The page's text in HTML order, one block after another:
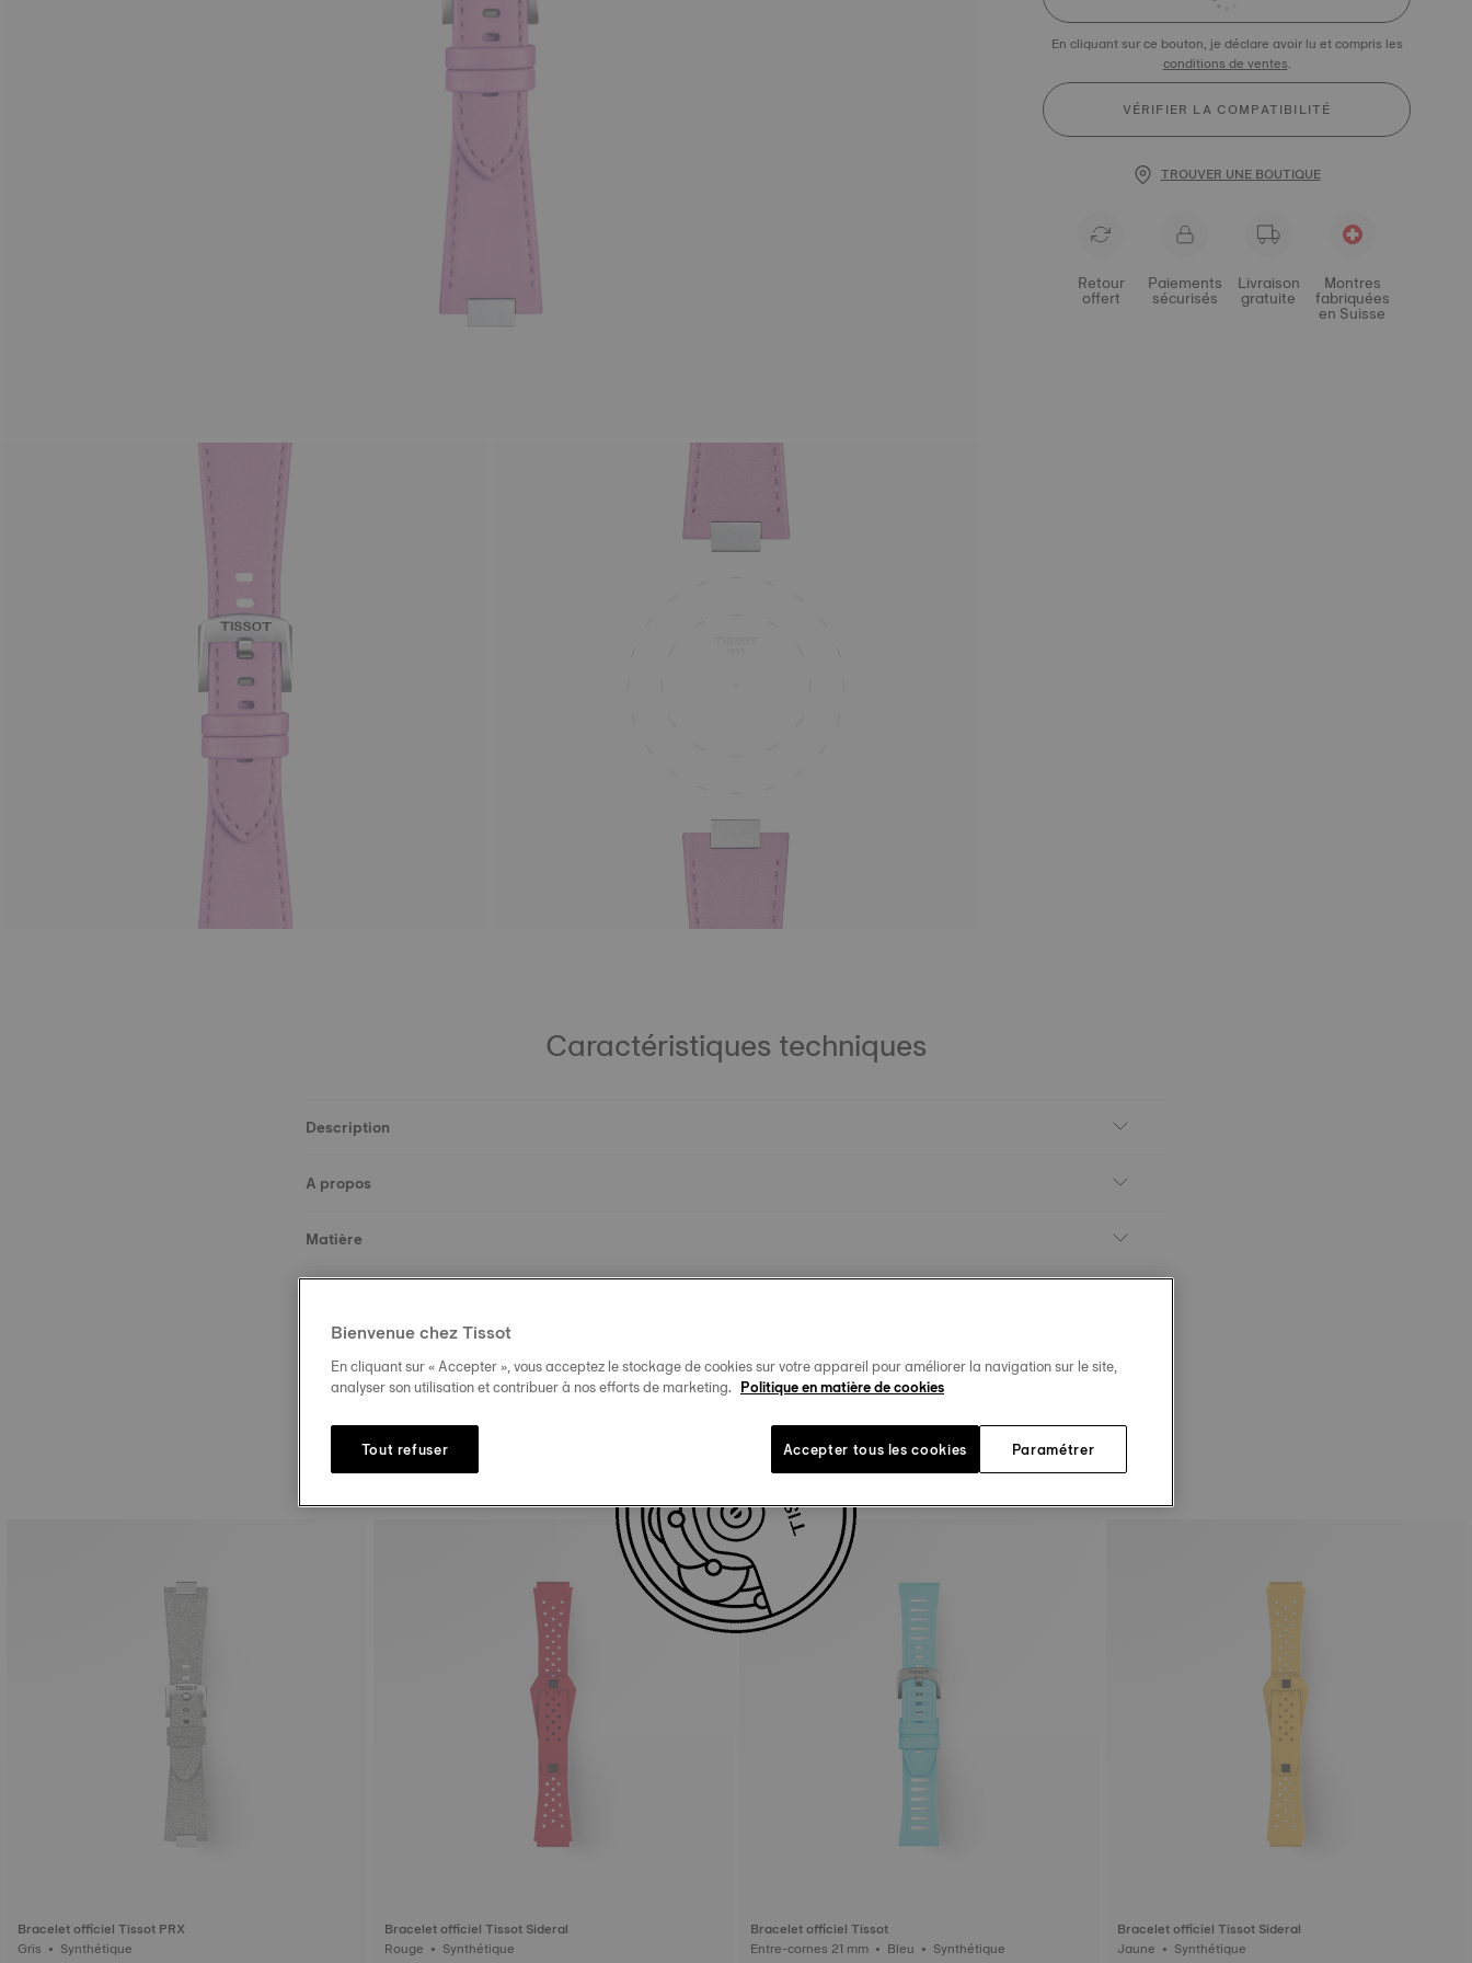
En cliquant sur ce bouton, je déclare avoir lu et compris les
conditions de ventes.
VÉRIFIER LA COMPATIBILITÉ
TROUVER UNE BOUTIQUE
Retour
offert
Paiements
sécurisés
Livraison
gratuite
Montres
fabriquées
en Suisse
Caractéristiques techniques
Description
A propos
Matière
Produits similaires
Bracelet officiel Tissot PRX
Gris • Synthétique
Bracelet officiel Tissot Sideral
Rouge • Synthétique
Bracelet officiel Tissot
Entre-cornes 21 mm • Bleu • Synthétique
Bracelet officiel Tissot Sideral
Jaune • Synthétique
Bienvenue chez Tissot
En cliquant sur « Accepter », vous acceptez le stockage de cookies sur votre appareil pour améliorer la navigation sur le site,
analyser son utilisation et contribuer à nos efforts de marketing. Politique en matière de cookies
Paramétrer
Tout refuser Accepter tous les cookies